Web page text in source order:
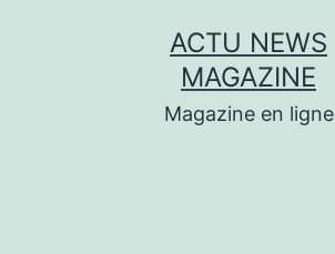
ACTU NEWS
MAGAZINE
Magazine en ligne